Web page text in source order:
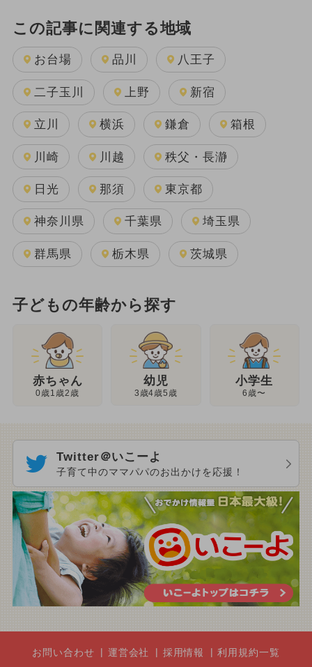
この記事に関連する地域
お台場 品川 八王子
二子玉川 上野 新宿
立川 横浜 鎌倉 箱根
川崎 川越 秩父・長瀞
日光 那須 東京都
神奈川県 千葉県 埼玉県
群馬県 栃木県 茨城県
子どもの年齢から探す
赤ちゃん
0歳1歳2歳
幼児
3歳4歳5歳
小学生
6歳〜
Twitter＠いこーよ
子育て中のママパパのお出かけを応援！
お問い合わせ 運営会社 採用情報 利用規約一覧